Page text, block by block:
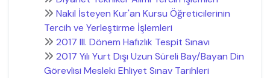
Nakil İsteyen Kur'an Kursu Öğreticilerinin
Tercih ve Yerleştirme İşlemleri
2017 III. Dönem Hafızlık Tespit Sınavı
2017 Yılı Yurt Dışı Uzun Süreli Bay/Bayan Din
Görevlisi Mesleki Ehliyet Sınav Tarihleri